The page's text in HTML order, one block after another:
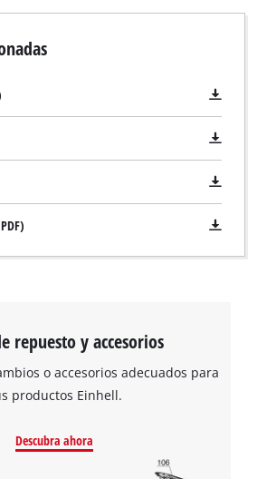
that are not disclosed to the
The website owner needs to setup
with their CMP to add this content
to the list of technologies used.
Powered byUsercentrics Consent
Management Platform
repuesto y accesorios
o accesorios adecuados para
productos Einhell.
Descubra ahora